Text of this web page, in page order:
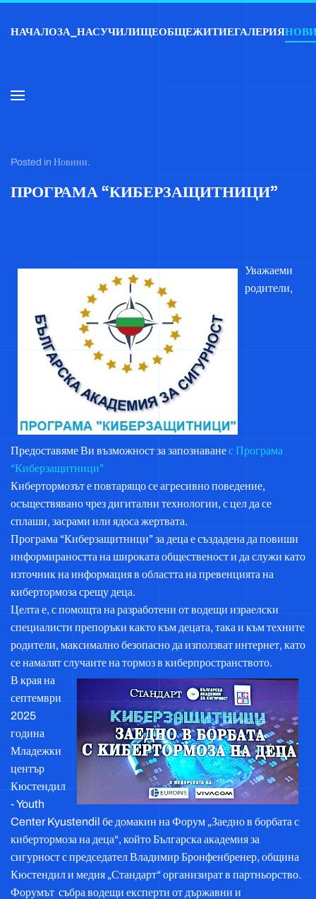
Skip to main content
НАЧАЛОЗА_НАСУЧИЛИЩЕОБЩЕЖИТИЕГАЛЕРИЯ
Posted in Новини.
ПРОГРАМА “КИБЕРЗАЩИТНИЦИ”
Уважаеми
родители,
Предоставяме Ви възможност за запознаванес Програма
“Киберзащитници”
Кибертормозът е повтарящо се агресивно поведение,
осъществявано чрез дигитални технологии, с цел да се
сплаши, засрами или ядоса жертвата.
Програма “Киберзащитници” за деца е създадена да повиши
информираността на широката общественост и да служи като
източник на информация в областта на превенцията на
кибертормоза срещу деца.
​Целта е, с помощта на разработени от водещи израелски
специалисти препоръки както към децата, така и към техните
родители, максимално безопасно да използват интернет, като
се намалят случаите на тормоз в киберпространството.
В края на
септември
2025
година
Младежки
център
Кюстендил
- Youth
Center Kyustendil бе домакин на Форум „Заедно в борбата с
кибертормоза на деца“, който Българска академия за
сигурност с председател Владимир Бронфенбренер, община
Кюстендил и медия „Стандарт“ организират в партньорство.
Форумът събра водещи експерти от държавни и